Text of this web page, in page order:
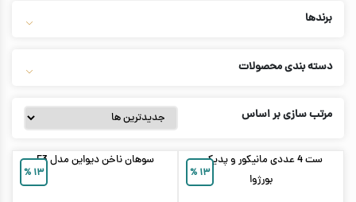
برندها
دسته بندی محصولات
مرتب سازی بر اساس
۱۳ %
ست 4 عددی مانیکور و پدیکور
بورژوا
۱۳ %
سوهان ناخن دیواین مدل F3